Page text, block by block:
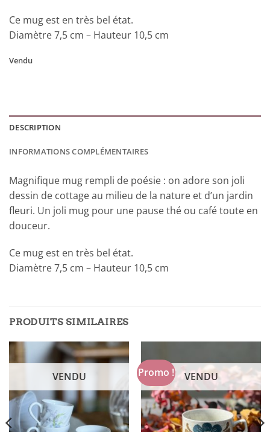
Ce mug est en très bel état.
Diamètre 7,5 cm – Hauteur 10,5 cm
Vendu
DESCRIPTION
INFORMATIONS COMPLÉMENTAIRES
Magnifique mug rempli de poésie : on adore son joli
dessin de cottage au milieu de la nature et d’un jardin
fleuri. Un joli mug pour une pause thé ou café toute en
douceur.
Ce mug est en très bel état.
Diamètre 7,5 cm – Hauteur 10,5 cm
PRODUITS SIMILAIRES
VENDU Promo ! VENDU